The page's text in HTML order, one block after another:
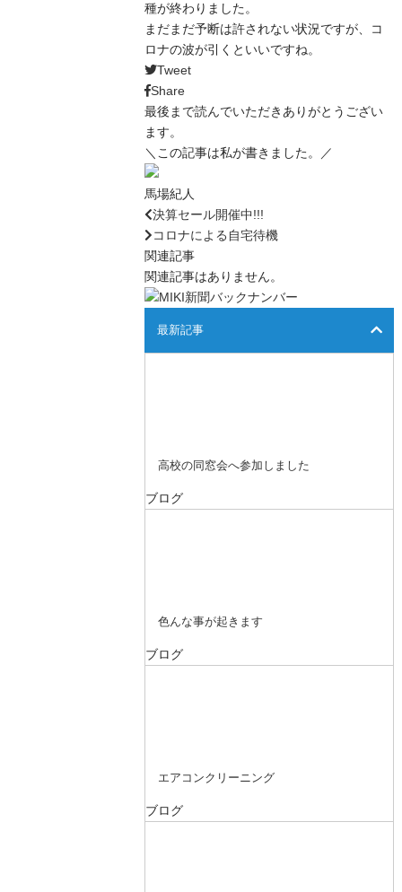
種が終わりました。
まだまだ予断は許されない状況ですが、コ
ロナの波が引くといいですね。
Tweet
Share
最後まで読んでいただきありがとうござい
ます。
＼この記事は私が書きました。／
馬場紀人
決算セール開催中!!!
コロナによる自宅待機
関連記事
関連記事はありません。
最新記事
高校の同窓会へ参加しました
ブログ
色んな事が起きます
ブログ
エアコンクリーニング
ブログ